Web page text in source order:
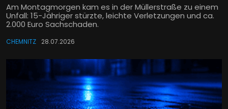
Am Montagmorgen kam es in der Müllerstraße zu einem
Unfall: 15-Jähriger stürzte, leichte Verletzungen und ca.
2.000 Euro Sachschaden.
CHEMNITZ 28.07.2026